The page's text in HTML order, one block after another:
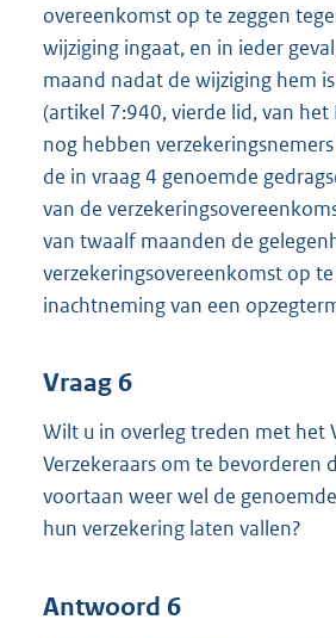
overeenkomst op te zeggen
wijziging ingaat, en in ieder
maand nadat de wijziging hem
(artikel 7:940, vierde lid, van het
nog hebben
de in vraag 4 genoemde
van de
van twaalf maanden de
verzekeringsovereenkomst op
inachtneming van een
Vraag 6
Wilt u in overleg treden met het
Verzekeraars om te bevorderen
voortaan weer wel de
hun verzekering laten vallen?
Antwoord 6